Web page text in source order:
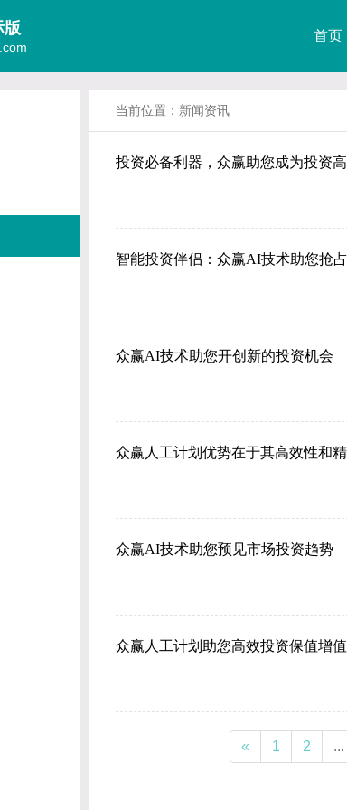
版 首页
当前位置： 新闻资讯
投资必备利器，众赢助您成为投资
智能投资伴侣：众赢AI技术助您抢
众赢AI技术助您开创新的投资机会
众赢人工计划优势在于其高效性和
众赢AI技术助您预见市场投资趋势
众赢人工计划助您高效投资保值增值
« 1 2 ...